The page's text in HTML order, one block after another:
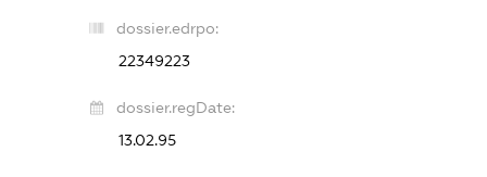
dossier.edrpo:
22349223
dossier.regDate:
13.02.95